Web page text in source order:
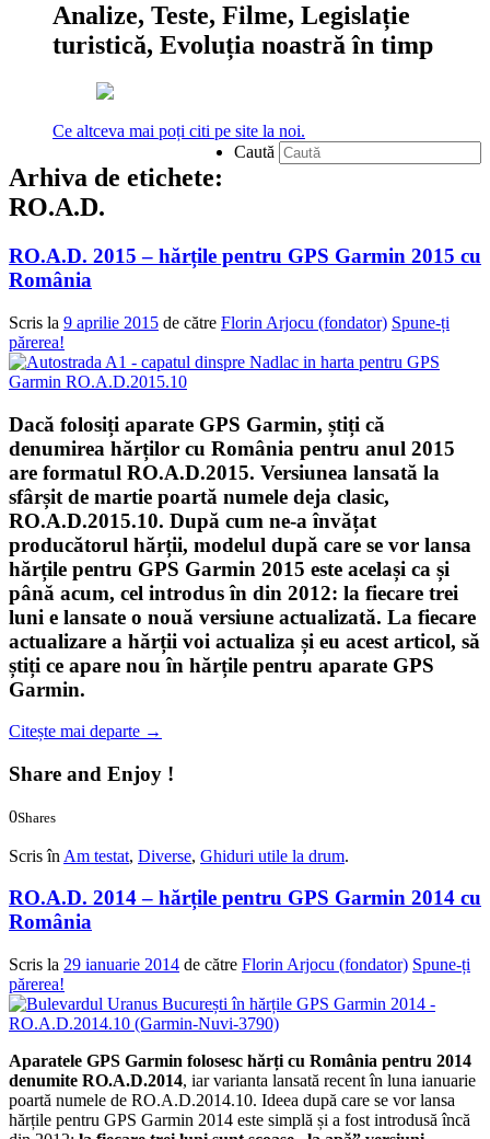
Analize, Teste, Filme, Legislație
turistică, Evoluția noastră în timp
Ce altceva mai poți citi pe site la noi.
Caută
Arhiva de etichete:
RO.A.D.
RO.A.D. 2015 – hărțile pentru GPS Garmin 2015 cu
România
Scris la 9 aprilie 2015 de către Florin Arjocu (fondator) Spune-ți
părerea!
Dacă folosiți aparate GPS Garmin, știți că
denumirea hărților cu România pentru anul 2015
are formatul RO.A.D.2015. Versiunea lansată la
sfârșit de martie poartă numele deja clasic,
RO.A.D.2015.10. După cum ne-a învățat
producătorul hărții, modelul după care se vor lansa
hărțile pentru GPS Garmin 2015 este același ca și
până acum, cel introdus în din 2012: la fiecare trei
luni e lansate o nouă versiune actualizată. La fiecare
actualizare a hărții voi actualiza și eu acest articol, să
știți ce apare nou în hărțile pentru aparate GPS
Garmin.
Citește mai departe →
Share and Enjoy !
0Shares
Scris în Am testat, Diverse, Ghiduri utile la drum.
RO.A.D. 2014 – hărțile pentru GPS Garmin 2014 cu
România
Scris la 29 ianuarie 2014 de către Florin Arjocu (fondator) Spune-ți
părerea!
Aparatele GPS Garmin folosesc hărți cu România pentru 2014
denumite RO.A.D.2014, iar varianta lansată recent în luna ianuarie
poartă numele de RO.A.D.2014.10. Ideea după care se vor lansa
hărțile pentru GPS Garmin 2014 este simplă și a fost introdusă încă